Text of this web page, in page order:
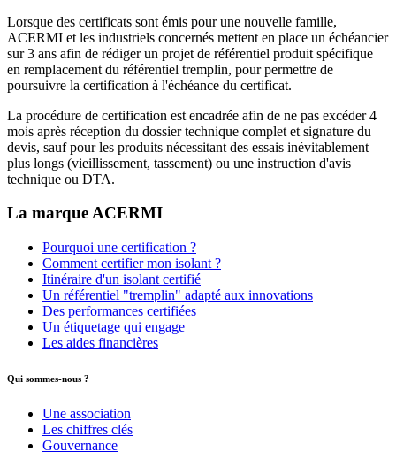
Lorsque des certificats sont émis pour une nouvelle famille,
ACERMI et les industriels concernés mettent en place un échéancier
sur 3 ans afin de rédiger un projet de référentiel produit spécifique
en remplacement du référentiel tremplin, pour permettre de
poursuivre la certification à l'échéance du certificat.
La procédure de certification est encadrée afin de ne pas excéder 4
mois après réception du dossier technique complet et signature du
devis, sauf pour les produits nécessitant des essais inévitablement
plus longs (vieillissement, tassement) ou une instruction d'avis
technique ou DTA.
La marque ACERMI
Pourquoi une certification ?
Comment certifier mon isolant ?
Itinéraire d'un isolant certifié
Un référentiel "tremplin" adapté aux innovations
Des performances certifiées
Un étiquetage qui engage
Les aides financières
Qui sommes-nous ?
Une association
Les chiffres clés
Gouvernance